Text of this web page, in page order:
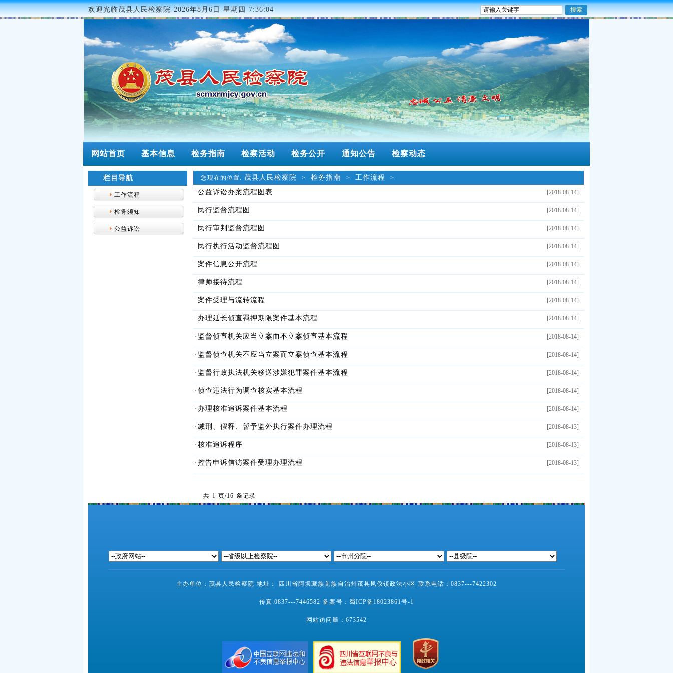
欢迎光临茂县人民检察院2026年8月6日 星期四 7:36:04
网站首页 基本信息 检务指南 检察活动 检务公开 通知公告 检察动态
栏目导航
工作流程
检务须知
公益诉讼
您现在的位置: 茂县人民检察院 > 检务指南 > 工作流程 >
[2018-08-14]
·公益诉讼办案流程图表
[2018-08-14]
·民行监督流程图
[2018-08-14]
·民行审判监督流程图
[2018-08-14]
·民行执行活动监督流程图
[2018-08-14]
·案件信息公开流程
[2018-08-14]
·律师接待流程
[2018-08-14]
·案件受理与流转流程
[2018-08-14]
·办理延长侦查羁押期限案件基本流程
[2018-08-14]
·监督侦查机关应当立案而不立案侦查基本流程
[2018-08-14]
·监督侦查机关不应当立案而立案侦查基本流程
[2018-08-14]
·监督行政执法机关移送涉嫌犯罪案件基本流程
[2018-08-14]
·侦查违法行为调查核实基本流程
[2018-08-14]
·办理核准追诉案件基本流程
[2018-08-13]
·减刑、假释、暂予监外执行案件办理流程
[2018-08-13]
·核准追诉程序
[2018-08-13]
·控告申诉信访案件受理办理流程
共 1 页/16 条记录
主办单位：茂县人民检察院 地址： 四川省阿坝藏族羌族自治州茂县凤仪镇政法小区 联系电话：0837---7422302
传真:0837---7446582 备案号： 蜀ICP备18023861号-1
网站访问量： 673542